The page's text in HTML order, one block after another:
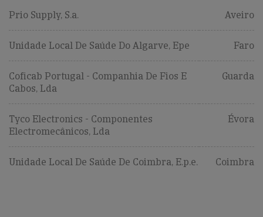
Prio Supply, S.a. Aveiro
Unidade Local De Saúde Do Algarve, Epe Faro
Coficab Portugal - Companhia De Fios E
Cabos, Lda
Guarda
Tyco Electronics - Componentes
Electromecânicos, Lda
Évora
Unidade Local De Saúde De Coimbra, E.p.e. Coimbra